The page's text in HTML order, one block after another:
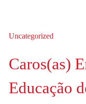
Uncategorized
Caros(as)
Educação